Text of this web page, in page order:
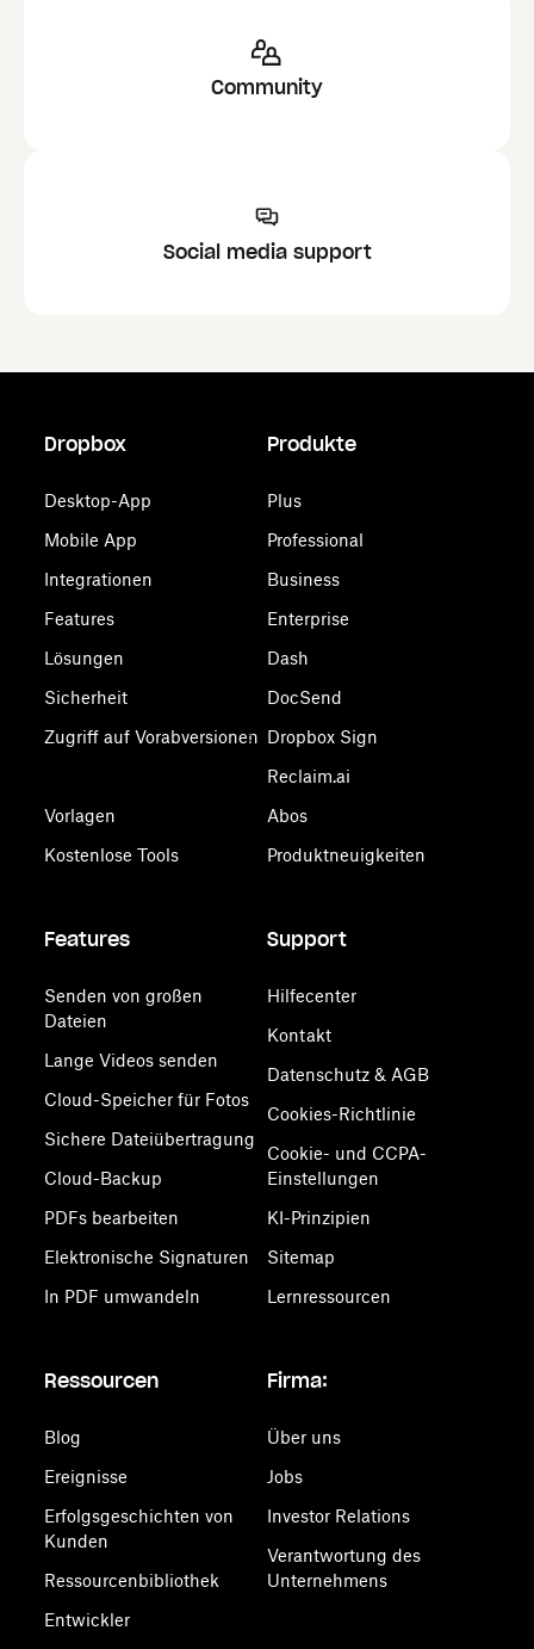
Community
Social media support
Dropbox
Desktop-App
Mobile App
Integrationen
Features
Lösungen
Sicherheit
Zugriff auf Vorabversionen
Vorlagen
Kostenlose Tools
Produkte
Plus
Professional
Business
Enterprise
Dash
DocSend
Dropbox Sign
Reclaim.ai
Abos
Produktneuigkeiten
Features
Senden von großen
Dateien
Lange Videos senden
Cloud-Speicher für Fotos
Sichere Dateiübertragung
Cloud-Backup
PDFs bearbeiten
Elektronische Signaturen
In PDF umwandeln
Support
Hilfecenter
Kontakt
Datenschutz & AGB
Cookies-Richtlinie
Cookie- und CCPA-
Einstellungen
KI-Prinzipien
Sitemap
Lernressourcen
Ressourcen
Blog
Ereignisse
Erfolgsgeschichten von
Kunden
Ressourcenbibliothek
Entwickler
Firma:
Über uns
Jobs
Investor Relations
Verantwortung des
Unternehmens